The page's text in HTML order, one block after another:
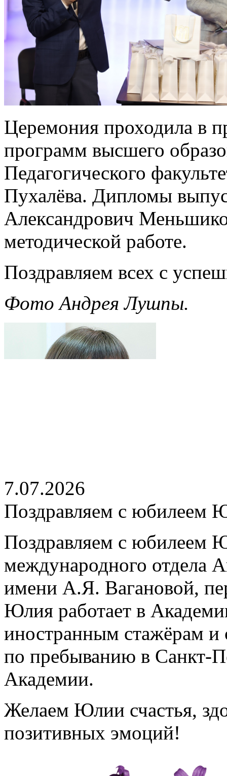
Церемония проходила в
программ высшего
Педагогического
Пухалёва. Дипломы
Александрович
методической работе.
Поздравляем всех с
Фото Андрея Лушпы.
7.07.2026
Поздравляем с юбилеем
Поздравляем с юбилеем
международного отдела
имени А.Я. Вагановой,
Юлия работает в
иностранным стажёрам и
по пребыванию в Санкт-
Академии.
Желаем Юлии счастья,
позитивных эмоций!